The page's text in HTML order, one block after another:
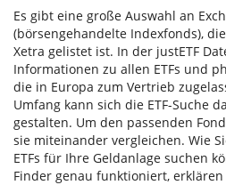
Es gibt eine große Auswahl an
(börsengehandelte Indexfonds),
Xetra gelistet ist. In der justETF
Informationen zu allen ETFs und
die in Europa zum Vertrieb
Umfang kann sich die ETF-Suche
gestalten. Um den passenden
sie miteinander vergleichen. Wie
ETFs für Ihre Geldanlage suchen
Finder genau funktioniert,